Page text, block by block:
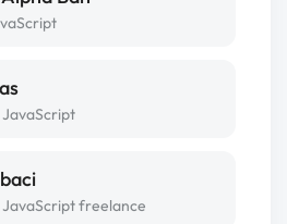
freelance